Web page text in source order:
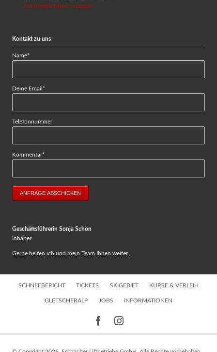
Auf Google Maps anzeigen
Kontakt zu uns
Pflichtfeld
Name*
Pflichtfeld
Deine Email *
Telefonnummer
Pflichtfeld
Kommentar*
ANFRAGE ABSCHICKEN
Geschäftsführerin Sonja Schön
Inhaber
Gerne helfen ich und mein Team Ihnen weiter.
SCHNEEBERICHT TICKETS SKIGEBIET KURSE & VERLEIH
GLETSCHERALP JOBS INFORMATIONEN